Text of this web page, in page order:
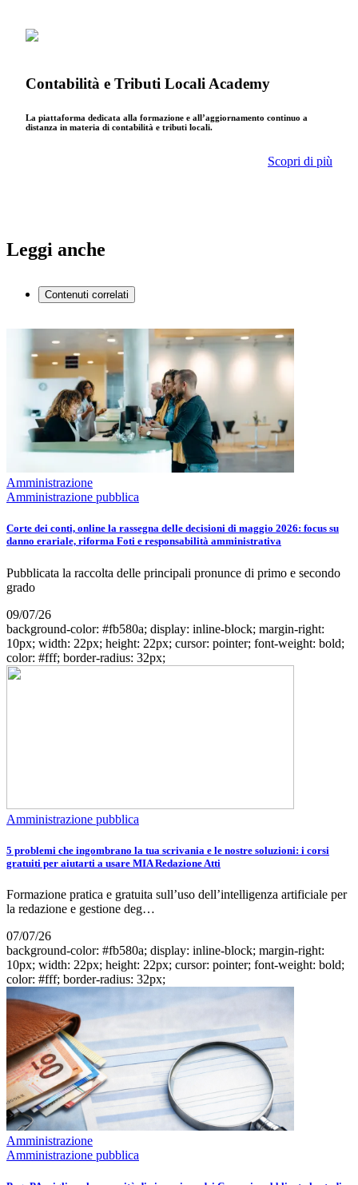
Contabilità e Tributi Locali Academy
La piattaforma dedicata alla formazione e all’aggiornamento continuo a
distanza in materia di contabilità e tributi locali.
Scopri di più
Leggi anche
Contenuti correlati
Amministrazione
Amministrazione pubblica
Corte dei conti, online la rassegna delle decisioni di maggio 2026: focus su
danno erariale, riforma Foti e responsabilità amministrativa
Pubblicata la raccolta delle principali pronunce di primo e secondo
grado
09/07/26
background-color: #fb580a; display: inline-block; margin-right:
10px; width: 22px; height: 22px; cursor: pointer; font-weight: bold;
color: #fff; border-radius: 32px;
Amministrazione pubblica
5 problemi che ingombrano la tua scrivania e le nostre soluzioni: i corsi
gratuiti per aiutarti a usare MIA Redazione Atti
Formazione pratica e gratuita sull’uso dell’intelligenza artificiale per
la redazione e gestione deg…
07/07/26
background-color: #fb580a; display: inline-block; margin-right:
10px; width: 22px; height: 22px; cursor: pointer; font-weight: bold;
color: #fff; border-radius: 32px;
Amministrazione
Amministrazione pubblica